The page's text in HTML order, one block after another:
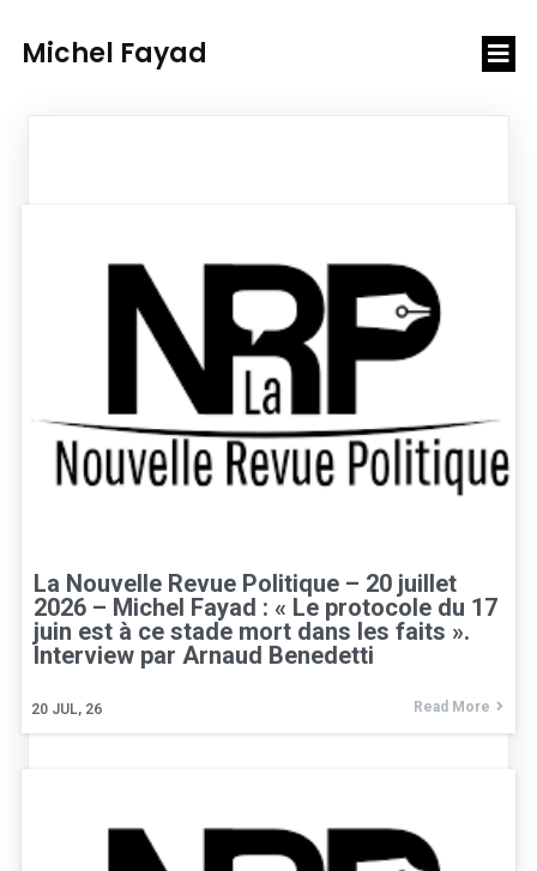
Michel Fayad
La Nouvelle Revue Politique – 20 juillet
2026 – Michel Fayad : « Le protocole du 17
juin est à ce stade mort dans les faits ».
Interview par Arnaud Benedetti
20 JUL, 26 Read More